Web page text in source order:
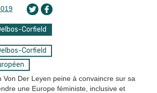
Corfield
Corfield
Von Der Leyen peine à convaincre sur sa
une Europe féministe, inclusive et